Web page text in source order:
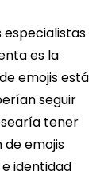
es la
emojis está
seguir
tener
de emojis
identidad